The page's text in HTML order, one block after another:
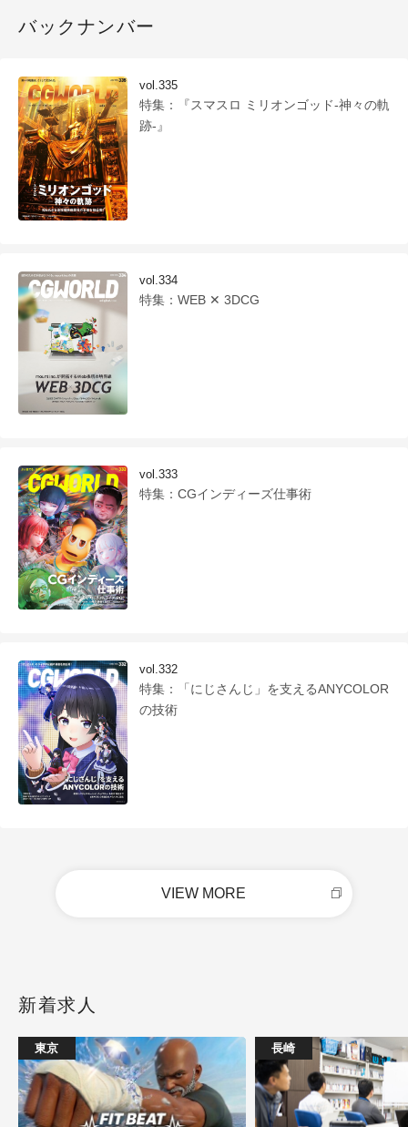
バックナンバー
vol.335
特集：『スマスロ ミリオンゴッド-神々の軌
跡-』
vol.334
特集：WEB ✕ 3DCG
vol.333
特集：CGインディーズ仕事術
vol.332
特集：「にじさんじ」を支えるANYCOLOR
の技術
VIEW MORE
新着求人
東京 長崎